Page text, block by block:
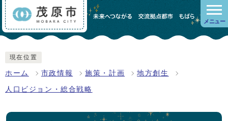
メニュー
現在位置
ホーム 市政情報 施策・計画 地方創生
人口ビジョン・総合戦略